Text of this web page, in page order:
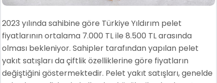
2023 yılında sahibine göre Türkiye Yıldırım pelet
fiyatlarının ortalama 7.000 TL ile 8.500 TL arasında
olması bekleniyor. Sahipler tarafından yapılan pelet
yakıt satışları da çiftlik özelliklerine göre fiyatların
değiştiğini göstermektedir. Pelet yakıt satışları, genelde